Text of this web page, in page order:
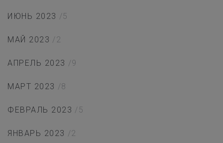
ИЮНЬ 2023 /5
МАЙ 2023 /2
АПРЕЛЬ 2023 /9
МАРТ 2023 /8
ФЕВРАЛЬ 2023 /5
ЯНВАРЬ 2023 /2